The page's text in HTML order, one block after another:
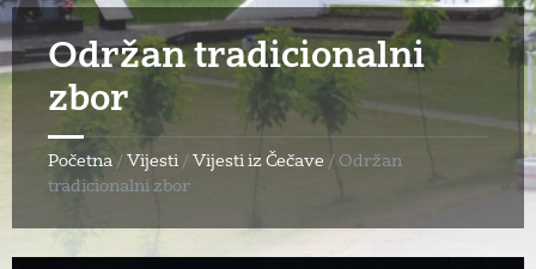
Održan tradicionalni
zbor
Početna / Vijesti / Vijesti iz Čečave / Održan
tradicionalni zbor